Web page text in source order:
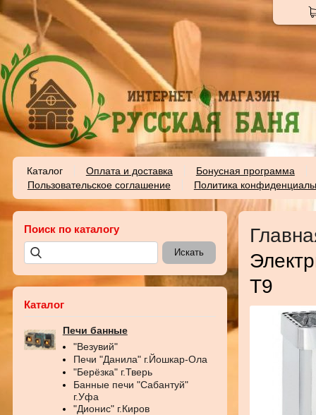
Каталог Оплата и доставка
Бонусная программа
Пользовательское соглашение
Политика
Поиск по каталогу
Каталог
Печи банные
"Везувий"
Печи "Данила" г.Йошкар-Ола
"Берёзка" г.Тверь
Банные печи "Сабантуй"
г.Уфа
"Дионис" г.Киров
T9